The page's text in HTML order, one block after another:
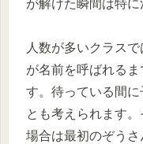
が解けた瞬間は特に
人数が多いクラス
が名前を呼ばれる
す。待っている間
とも考えられます
場合は最初のぞう